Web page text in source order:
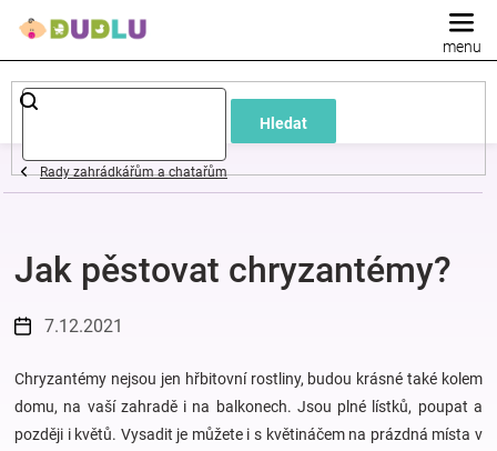
Hledat
Dětské
a
oblečení
Pokojíček
a
kojenecká
Rady zahrádkářům a chatařům
Jak pěstovat chryzantémy?
7.12.2021
Chryzantémy nejsou jen hřbitovní rostliny, budou krásné také kolem
domu, na vaší zahradě i na balkonech. Jsou plné lístků, poupat a
později i květů. Vysadit je můžete i s květináčem na prázdná místa v